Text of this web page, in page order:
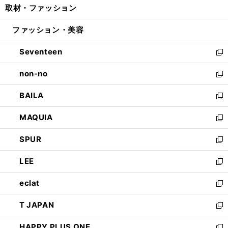
開
ウ
開
く
ン
ウ
で
開
く
ウ
ン
ド
ウ
で
開
く
取材・ファッション
ファッション・美容
Seventeen
新
し
い
ウ
ィ
ン
ド
ウ
で
開
く
non-no
新
し
い
ウ
ィ
ン
ド
ウ
で
開
く
BAILA
新
し
い
ウ
ィ
ン
ド
ウ
で
開
く
MAQUIA
新
し
い
ウ
ィ
ン
ド
ウ
で
開
SPUR
新
し
い
ウ
ィ
ン
ド
ウ
LEE
新
し
い
ウ
ィ
ン
eclat
新
し
い
ウ
T JAPAN
新
し